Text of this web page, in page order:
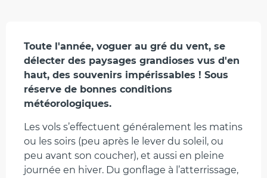
Description
Toute l'année, voguer au gré du vent, se
délecter des paysages grandioses vus d'en
haut, des souvenirs impérissables ! Sous
réserve de bonnes conditions
météorologiques.
Les vols s’effectuent généralement les matins
ou les soirs (peu après le lever du soleil, ou
peu avant son coucher), et aussi en pleine
journée en hiver. Du gonflage à l’atterrissage,